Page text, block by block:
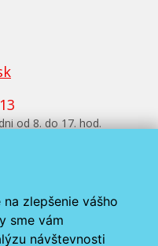
zlepšenie vášho
sme vám
návštevnosti
od 8. do 17. hod.